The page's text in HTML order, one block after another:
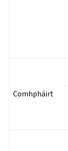
Comhpháirt